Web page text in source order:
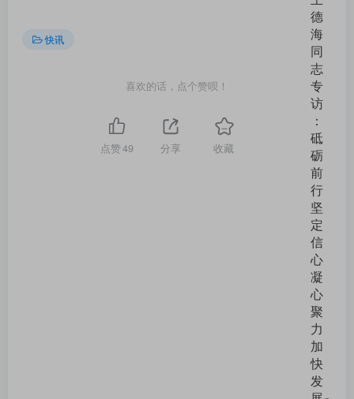
快讯
喜欢的话，点个赞呗！
点赞49 分享 收藏